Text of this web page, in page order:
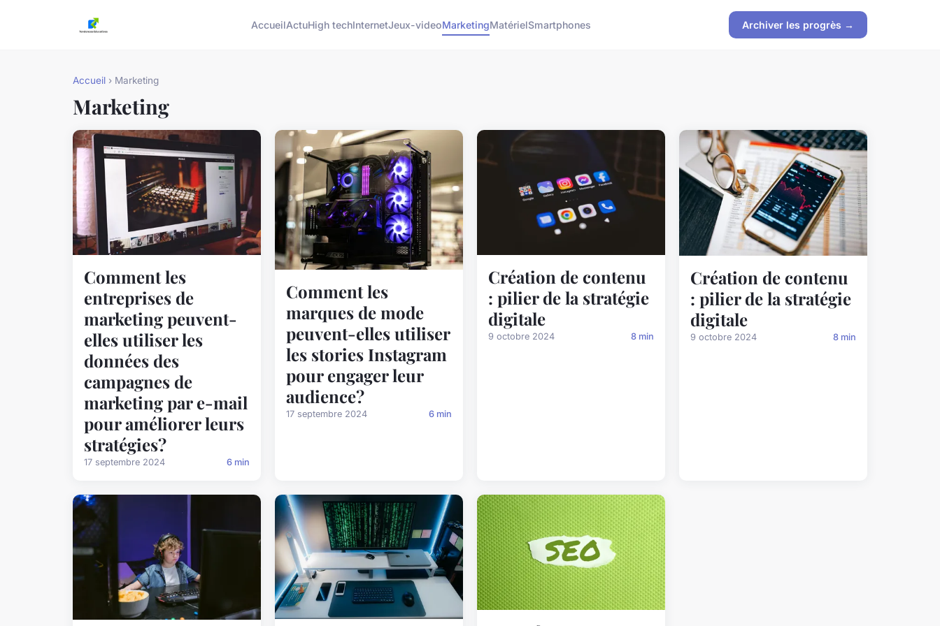
AccueilActuHigh techInternetJeux-videoMarketingMatérielSmartphones Archiver les progrès →
Accueil › Marketing
Marketing
Comment les
entreprises de
marketing peuvent-
elles utiliser les
données des
campagnes de
marketing par e-mail
pour améliorer leurs
stratégies?
17 septembre 2024 6 min
Comment les
marques de mode
peuvent-elles utiliser
les stories Instagram
pour engager leur
audience?
17 septembre 2024 6 min
Création de contenu
: pilier de la stratégie
digitale
9 octobre 2024 8 min
Création de contenu
: pilier de la stratégie
digitale
9 octobre 2024 8 min